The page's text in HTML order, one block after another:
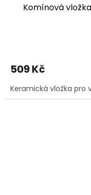
Komínová
509 Kč
Keramická vložka pro